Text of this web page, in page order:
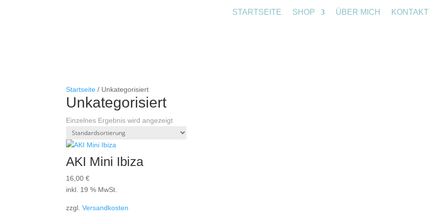
STARTSEITE SHOP ÜBER MICH KONTAKT
Startseite / Unkategorisiert
Unkategorisiert
Einzelnes Ergebnis wird angezeigt
AKI Mini Ibiza
16,00€
inkl. 19 % MwSt.
zzgl.Versandkosten